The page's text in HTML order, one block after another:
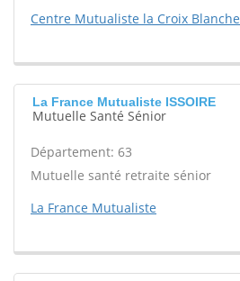
Centre Mutualiste la Croix Blanche
La France Mutualiste ISSOIRE
Mutuelle Santé Sénior
Département: 63
Mutuelle santé retraite sénior
La France Mutualiste